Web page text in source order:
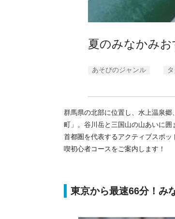
夏のみなかみ
あそびのジャンル
群馬県の北部に位置し、水上温泉
町」。谷川岳と三国山の山あいに
首都圏を代表するアクティブスポ
喫初心者コースをご案内します！
東京から最速66分！み